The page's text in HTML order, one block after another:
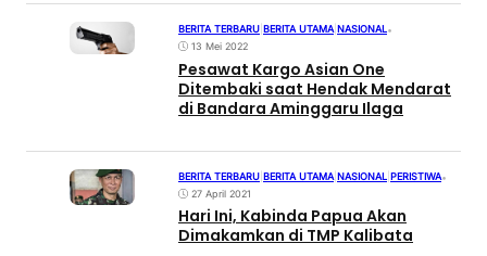
BERITA TERBARU BERITA UTAMA|NASIONAL•
13 Mei 2022
Pesawat Kargo Asian One
Ditembaki saat Hendak Mendarat
di Bandara Aminggaru Ilaga
BERITA TERBARU BERITA UTAMA NASIONAL PERISTIWA•
27 April 2021
Hari Ini, Kabinda Papua Akan
Dimakamkan di TMP Kalibata